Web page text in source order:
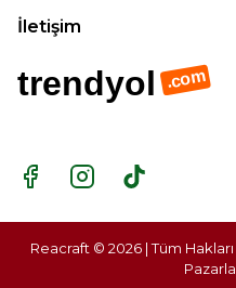
İletişim
trendyol .com
Reacraft © 2026 | Tüm